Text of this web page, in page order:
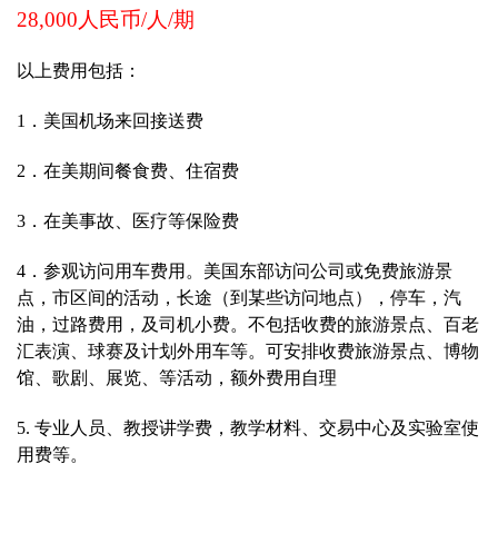
28,000 人民币/人/期
以上费用包括：
1 ．美国机场来回接送费
2 ．在美期间餐食费、住宿费
3 ．在美事故、医疗等保险费
4 ．参观访问用车费用。美国东部访问公司或免费旅游景
点，市区间的活动，长途（到某些访问地点），停车，汽
油，过路费用，及司机小费。不包括收费的旅游景点、百老
汇表演、球赛及计划外用车等。可安排收费旅游景点、博物
馆、歌剧、展览、等活动，额外费用自理
5. 专业人员、教授讲学费，教学材料、交易中心及实验室使
用费等。